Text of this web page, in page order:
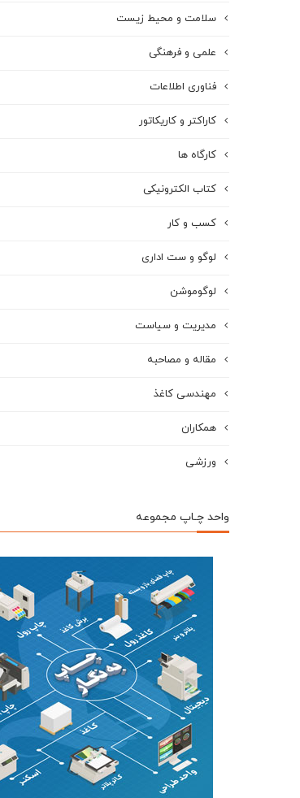
سلامت و محیط زیست
علمی و فرهنگی
فناوری اطلاعات
کاراکتر و کاریکاتور
کارگاه ها
کتاب الکترونیکی
کسب و کار
لوگو و ست اداری
لوگوموشن
مدیریت و سیاست
مقاله و مصاحبه
مهندسی کاغذ
همکاران
ورزشی
واحد چـاپ مجموعه